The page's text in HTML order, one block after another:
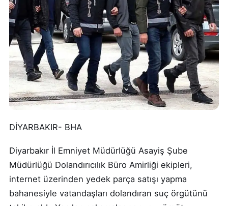
DİYARBAKIR- BHA
Diyarbakır İl Emniyet Müdürlüğü Asayiş Şube
Müdürlüğü Dolandırıcılık Büro Amirliği ekipleri,
internet üzerinden yedek parça satışı yapma
bahanesiyle vatandaşları dolandıran suç örgütünü